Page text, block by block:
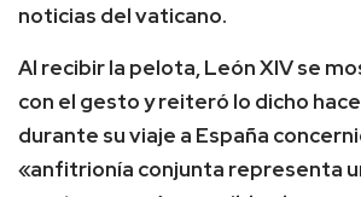
noticias del vaticano.
Al recibir la pelota, León XIV se
con el gesto y reiteró lo dicho
durante su viaje a España
«anfitrionía conjunta representa